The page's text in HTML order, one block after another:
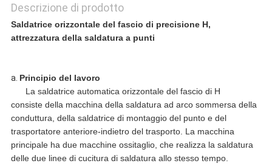
INFORMATIVA
SULLA
Descrizione di prodotto
Saldatrice orizzontale del fascio di precisione H,
attrezzatura della saldatura a punti
a. Principio del lavoro
La saldatrice automatica orizzontale del fascio di H
consiste della macchina della saldatura ad arco sommersa della
conduttura, della saldatrice di montaggio del punto e del
trasportatore anteriore-indietro del trasporto. La macchina
principale ha due macchine ossitaglio, che realizza la saldatura
delle due linee di cucitura di saldatura allo stesso tempo.